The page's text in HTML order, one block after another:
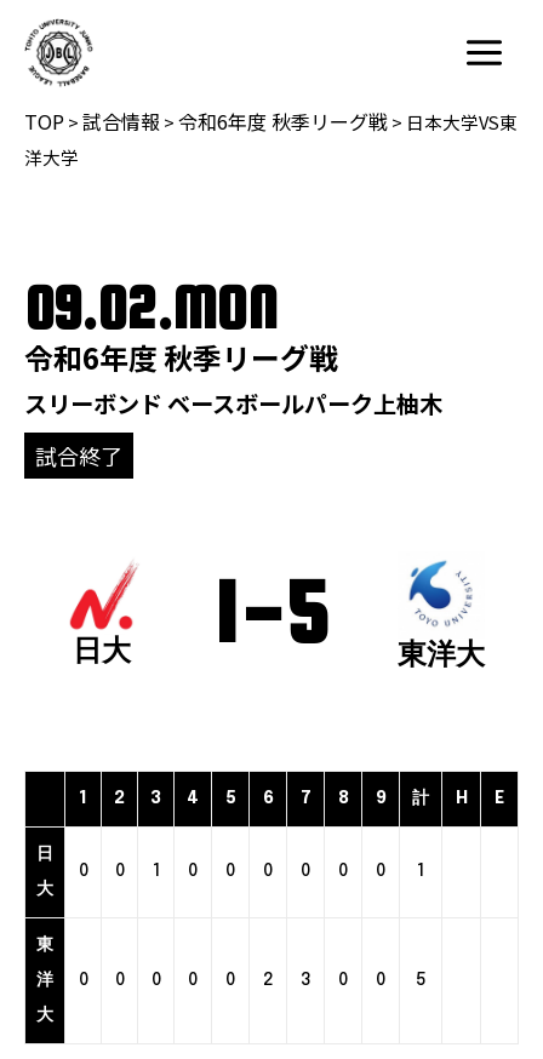
Main
Menu
TOP>試合情報 >令和6年度 秋季リーグ戦> 日本大学VS東
洋大学
09.02.MON
令和6年度 秋季リーグ戦
スリーボンド ベースボールパーク上柚木
試合終了
日大 1-5 東洋大
1 2 3 4 5 6 7 8 9 計 H E
日
大
0 0 1 0 0 0 0 0 0 1
東
洋
大
0 0 0 0 0 2 3 0 0 5